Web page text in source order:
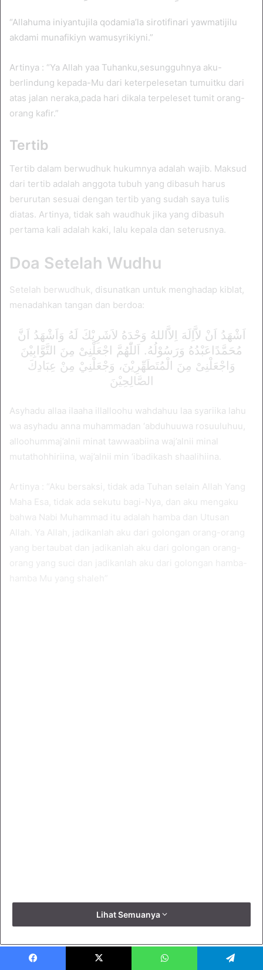
“Allahuma iniyantujila qodamia’la sirotifinari yawmatijilu
akdami munafikiyn wamusyrikiyni.”
Artinya : “Ya Allah yaa Tuhanku,sesungguhnya aku-
berlindung kepada-Mu dari keterpelesetan tumuitku dari
atas jalan neraka,pada hari dikala terpeleset tumit orang-
orang kafir.”
Tertib
Tertib dalam berwudhuk hukumnya adalah wajib. Maksud
dari tertib adalah anggota tubuh yang dibasuh harus
berurutan sesuai dengan tertib yang sudah saya tulis
diatas. Artinya, tidak sah waudhuk jika yang dibasuh
pertama kali adalah kaki, lalu kepala dan seterusnya.
Doa Setelah Wudhu
Setelah berwudhuk , disunatkan untuk menghadap kiblat,
menadahkan tangan dan berdoa:
اَشْهَدُ اَنْ لاَّاِلَهَ اِلاَّاللهُ وَحْدَهُ لاَشَرِيْكَ لَهُ وَاَشْهَدُ اَنَّ
مُحَمَّدًاعَبْدُهُ وَرَسُوْلُهُ. اَللّٰهُمَّ اجْعَلْنِىْ مِنَ التَّوَّابِيْنَ
وَاجْعَلْنِىْ مِنَ الْمُتَطَهِّرِيْنَ، وَجْعَلْنِيْ مِنْ عِبَادِكَ
الصَّالِحِيْنَ
Asyhadu allaa ilaaha illalloohu wahdahuu laa syariika lahu
wa asyhadu anna muhammadan ‘abduhuuwa rosuuluhuu,
alloohummaj’alnii minat tawwaabiina waj’alnii minal
mutathohhiriina, waj’alnii min ‘ibadikash shaalihiina.
Artinya : “Aku bersaksi, tidak ada Tuhan selain Allah Yang
Maha Esa, tidak ada sekutu bagi-Nya, dan aku mengaku
bahwa Nabi Muhammad itu adalah hamba dan Utusan
Allah. Ya Allah, jadikanlah aku dari golongan orang-orang
yang bertaubat dan jadikanlah aku dari golongan orang-
Lihat Semuanya